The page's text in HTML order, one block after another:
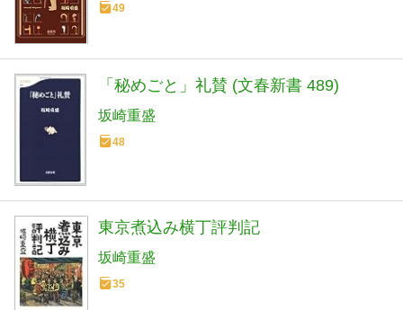
49
「秘めごと」礼賛 (文春新書 489)
坂崎重盛
48
東京煮込み横丁評判記
坂崎重盛
35